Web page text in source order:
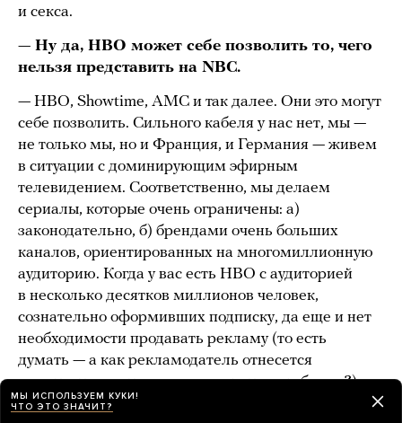
и секса.
— Ну да, HBO может себе позволить то, чего
нельзя представить на NBС.
— HBO, Showtime, AMC и так далее. Они это могут
себе позволить. Сильного кабеля у нас нет, мы —
не только мы, но и Франция, и Германия — живем
в ситуации с доминирующим эфирным
телевидением. Соответственно, мы делаем
сериалы, которые очень ограничены: а)
законодательно, б) брендами очень больших
каналов, ориентированных на многомиллионную
аудиторию. Когда у вас есть HBO с аудиторией
в несколько десятков миллионов человек,
сознательно оформивших подписку, да еще и нет
необходимости продавать рекламу (то есть
думать — а как рекламодатель отнесется
к контенту, в котором продвигается его бренд?),
это совершенно другой уровень свободы. Речь идет
МЫ ИСПОЛЬЗУЕМ КУКИ!
ЧТО ЭТО ЗНАЧИТ?